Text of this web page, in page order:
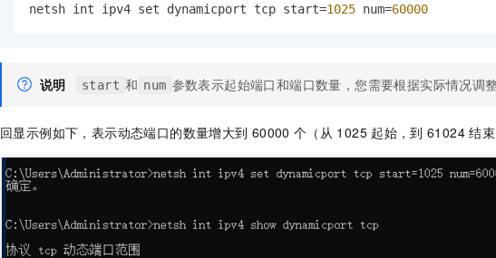
netsh int ipv4 set dynamicport tcp start=1025 num=60000
说明 start 和 num 参数表示起始端口和端口数量，您需要根据实际情况调
回显示例如下，表示动态端口的数量增大到 60000 个（从 1025 起始，到 61024 结